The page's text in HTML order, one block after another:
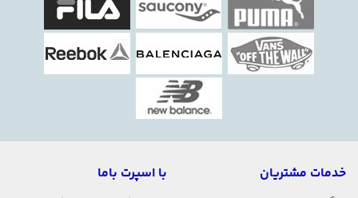
خدمات مشتریان با اسپرت باما